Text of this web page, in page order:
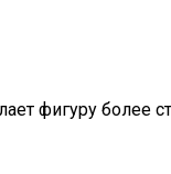
фигуру более